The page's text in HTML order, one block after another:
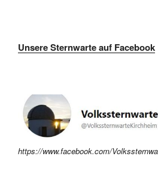
Unsere Sternwarte auf Facebook
https://www.facebook.com/